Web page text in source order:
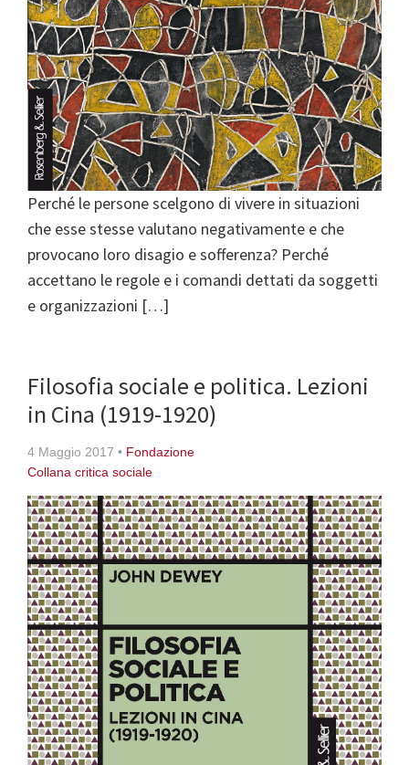
Perché le persone scelgono di vivere in situazioni
che esse stesse valutano negativamente e che
provocano loro disagio e sofferenza? Perché
accettano le regole e i comandi dettati da soggetti
e organizzazioni […]
Filosofia sociale e politica. Lezioni
in Cina (1919-1920)
4 Maggio 2017 • Fondazione
Collana critica sociale